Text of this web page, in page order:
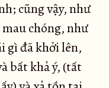
cũng vậy, như
chóng, như
gì đã khởi lên,
bất khả ý, (tất